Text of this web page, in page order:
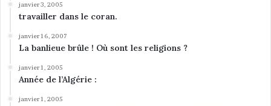
janvier 3, 2005
travailler dans le coran.
janvier 16, 2007
La banlieue brûle ! Où sont les religions ?
janvier 1, 2005
Année de l’Algérie :
janvier 1, 2005